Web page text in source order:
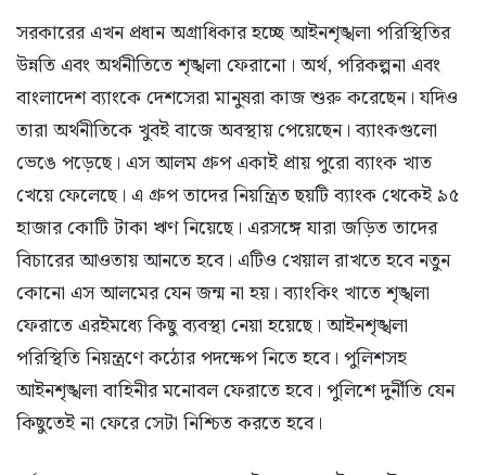
সরকারের এখন প্রধান অগ্রাধিকার হচ্ছে আইনশৃঙ্খলা পরিস্থিতির
উন্নতি এবং অর্থনীতিতে শৃঙ্খলা ফেরানো। অর্থ, পরিকল্পনা এবং
বাংলাদেশ ব্যাংকে দেশসেরা মানুষরা কাজ শুরু করেছেন। যদিও
তারা অর্থনীতিকে খুবই বাজে অবস্থায় পেয়েছেন। ব্যাংকগুলো
ভেঙে পড়েছে। এস আলম গ্রুপ একাই প্রায় পুরো ব্যাংক খাত
খেয়ে ফেলেছে। এ গ্রুপ তাদের নিয়ন্ত্রিত ছয়টি ব্যাংক থেকেই ৯৫
হাজার কোটি টাকা ঋণ নিয়েছে। এরসঙ্গে যারা জড়িত তাদের
বিচারের আওতায় আনতে হবে। এটিও খেয়াল রাখতে হবে নতুন
কোনো এস আলমের যেন জন্ম না হয়। ব্যাংকিং খাতে শৃঙ্খলা
ফেরাতে এরইমধ্যে কিছু ব্যবস্থা নেয়া হয়েছে। আইনশৃঙ্খলা
পরিস্থিতি নিয়ন্ত্রণে কঠোর পদক্ষেপ নিতে হবে। পুলিশসহ
আইনশৃঙ্খলা বাহিনীর মনোবল ফেরাতে হবে। পুলিশে দুর্নীতি যেন
কিছুতেই না ফেরে সেটা নিশ্চিত করতে হবে।